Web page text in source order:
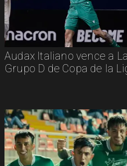
Audax Italiano vence a
Grupo D de Copa de la